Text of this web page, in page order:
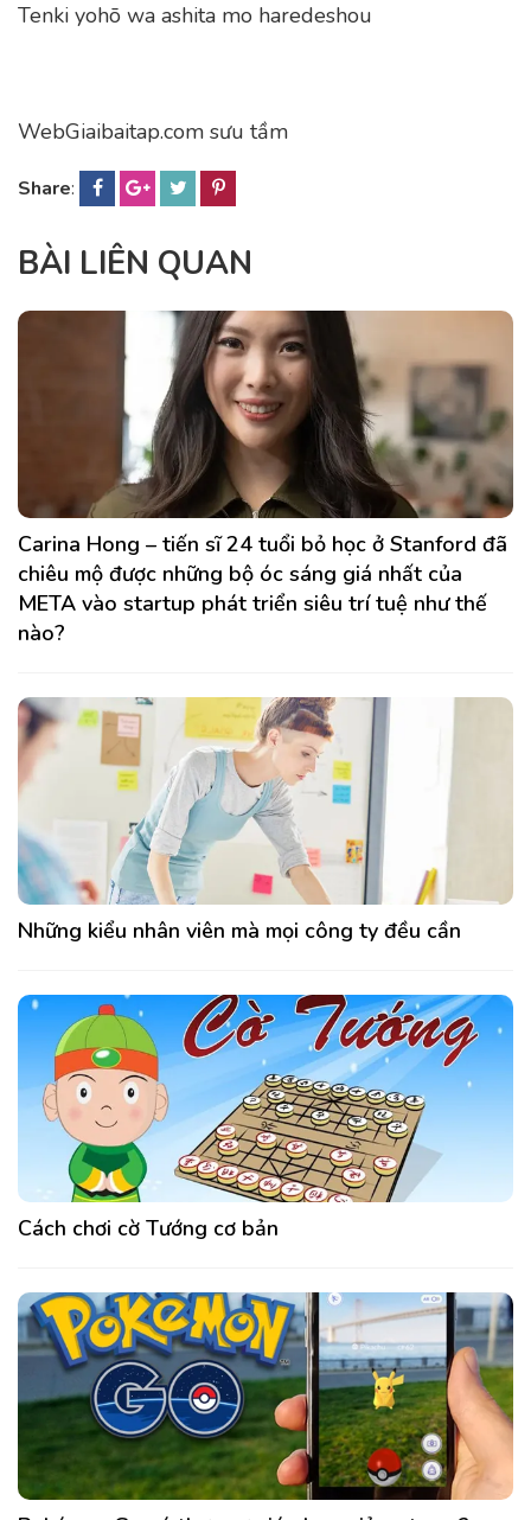
Tenki yohō wa ashita mo haredeshou
WebGiaibaitap.com sưu tầm
Share:
BÀI LIÊN QUAN
Carina Hong – tiến sĩ 24 tuổi bỏ học ở Stanford đã
chiêu mộ được những bộ óc sáng giá nhất của
META vào startup phát triển siêu trí tuệ như thế
nào?
Những kiểu nhân viên mà mọi công ty đều cần
Cách chơi cờ Tướng cơ bản